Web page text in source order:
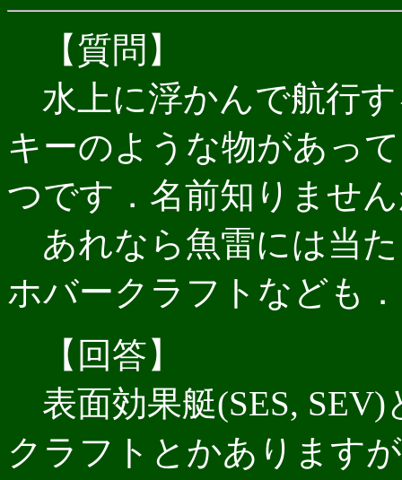
【質問】
水上に浮かんで航行
キーのような物があっ
つです．名前知りませ
あれなら魚雷には当
ホバークラフトなども．
【回答】
表面効果艇(SES,
クラフトとかあります